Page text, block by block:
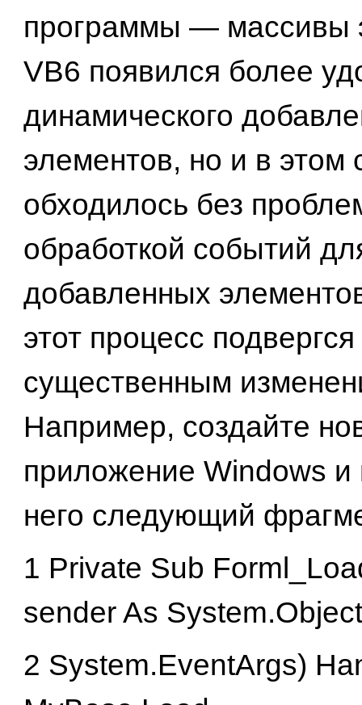
программы — массивы
VB6 появился более
динамического
элементов, но и в этом
обходилось без
обработкой событий
добавленных
этот процесс подвергся
существенным
Например, создайте
приложение Windows и
него следующий
1 Private Sub
sender As
2 System.EventArgs)